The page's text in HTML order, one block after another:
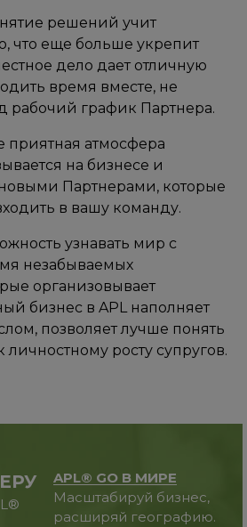
решений учит
что еще больше укрепит
дело дает отличную
время вместе, не
рабочий график Партнера.
приятная атмосфера
на бизнесе и
Партнерами, которые
в вашу команду.
узнавать мир с
незабываемых
организовывает
бизнес в APL наполняет
позволяет лучше понять
личностному росту супругов.
APL® GO В МИРЕ
Масштабируй бизнес,
расширяй географию.